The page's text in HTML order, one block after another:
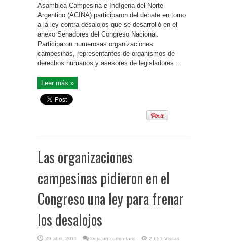
Asamblea Campesina e Indígena del Norte
Argentino (ACINA) participaron del debate en torno
a la ley contra desalojos que se desarrolló en el
anexo Senadores del Congreso Nacional.
Participaron numerosas organizaciones
campesinas, representantes de organismos de
derechos humanos y asesores de legisladores ...
Leer más »
Las organizaciones
campesinas pidieron en el
Congreso una ley para frenar
los desalojos
29 abril, 2011 Deja un comentario 2,651 Visitas